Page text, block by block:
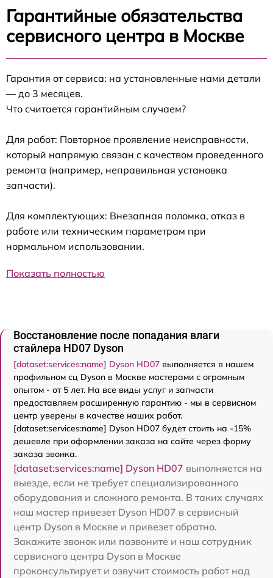
Гарантийные обязательства
сервисного центра в Москве
Гарантия от сервиса: на установленные нами детали
— до 3 месяцев.
Что считается гарантийным случаем?
Для работ: Повторное проявление неисправности,
который напрямую связан с качеством проведенного
ремонта (например, неправильная установка
запчасти).
Для комплектующих: Внезапная поломка, отказ в
работе или техническим параметрам при
нормальном использовании.
Показать полностью
Восстановление после попадания влаги
стайлера HD07 Dyson
[dataset:services:name] Dyson HD07 выполняется в нашем
профильном сц Dyson в Москве мастерами с огромным
опытом - от 5 лет. На все виды услуг и запчасти
предоставляем расширенную гарантию - мы в сервисном
центр уверены в качестве наших работ.
[dataset:services:name] Dyson HD07 будет стоить на -15%
дешевле при оформлении заказа на сайте через форму
заказа звонка.
[dataset:services:name] Dyson HD07 выполняется на
выезде, если не требует специализированного
оборудования и сложного ремонта. В таких случаях
наш мастер привезет Dyson HD07 в сервисный
центр Dyson в Москве и привезет обратно.
Закажите звонок или позвоните и наш сотрудник
сервисного центра Dyson в Москве
проконсультирует и озвучит стоимость работ над